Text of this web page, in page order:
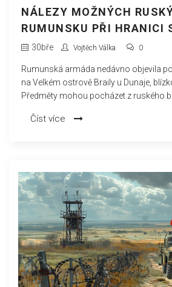
NÁLEZY MOŽNÝCH
RUMUNSKU PŘI HRANICI
30bře Vojtěch Válka 0
Rumunská armáda nedávno objevila
na Velkém ostrově Braily u Dunaje,
Předměty mohou pocházet z ruského
nalezeny cizí letecké součástky.
Číst více